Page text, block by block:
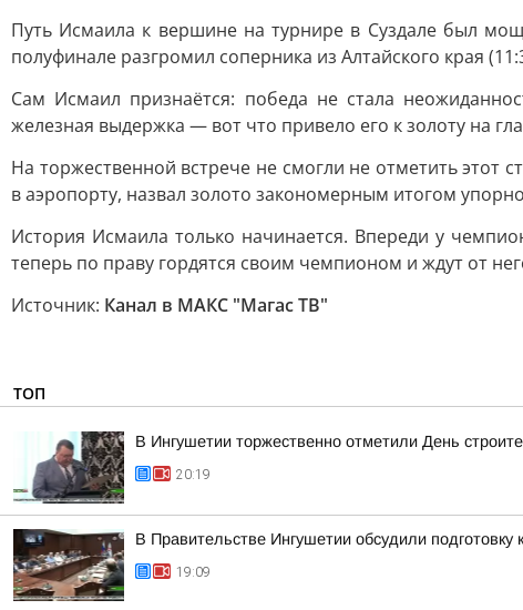
Путь Исмаила к вершине на турнире в Суздале был
полуфинале разгромил соперника из Алтайского края
Сам Исмаил признаётся: победа не стала
железная выдержка — вот что привело его к золоту на
На торжественной встрече не смогли не отметить этот
в аэропорту, назвал золото закономерным итогом
История Исмаила только начинается. Впереди у
теперь по праву гордятся своим чемпионом и ждут от
Источник: Канал в МАКС "Магас ТВ"
ТОП
В Ингушетии торжественно отметили День
20:19
В Правительстве Ингушетии обсудили
19:09